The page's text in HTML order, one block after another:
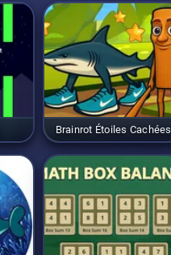
Brainrot Étoiles Cachées